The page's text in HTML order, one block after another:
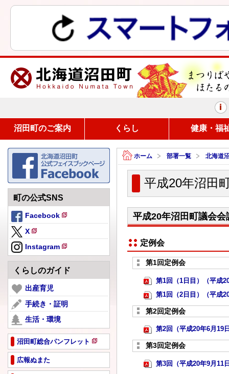
まつりばやしと、ほたるの里
沼田町のご案内 くらし 健康・福
ホーム 部署一覧 北海道
平成20年沼田
平成20年沼田町議会会
定例会
第1回定例会
第1回（1日目）（平成
第1回（2日目）（平成
第2回定例会
第2回（平成20年6月19
第3回定例会
第3回（平成20年9月11
町の公式SNS
Facebook
新
ペ
ー
ジ
で
き
ま
X
新
規
ペ
ー
ジ
で
開
き
ま
す
Instagram
新
規
ペ
ジ
で
き
ま
す
くらしのガイド
出産育児
手続き・証明
生活・環境
沼田町総合パンフレット
新
ペ
広報ぬまた